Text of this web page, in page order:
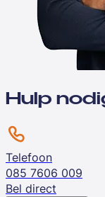
Hulp
Telefoon
085 7606 009
Bel direct